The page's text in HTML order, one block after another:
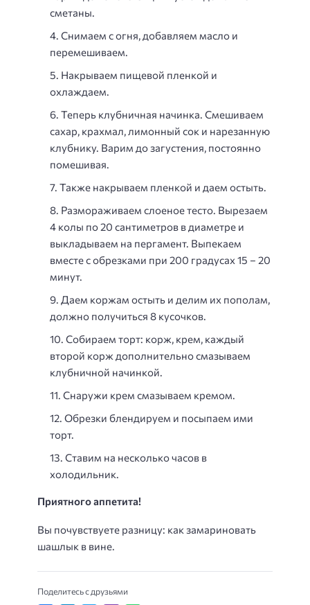
сметаны.
Снимаем с огня, добавляем масло и
перемешиваем.
Накрываем пищевой пленкой и
охлаждаем.
Теперь клубничная начинка. Смешиваем
сахар, крахмал, лимонный сок и нарезанную
клубнику. Варим до загустения, постоянно
помешивая.
Также накрываем пленкой и даем остыть.
Размораживаем слоеное тесто. Вырезаем
4 колы по 20 сантиметров в диаметре и
выкладываем на пергамент. Выпекаем
вместе с обрезками при 200 градусах 15 – 20
минут.
Даем коржам остыть и делим их пополам,
должно получиться 8 кусочков.
Собираем торт: корж, крем, каждый
второй корж дополнительно смазываем
клубничной начинкой.
Снаружи крем смазываем кремом.
Обрезки блендируем и посыпаем ими
торт.
Ставим на несколько часов в
холодильник.
Приятного аппетита!
Вы почувствуете разницу: как замариновать
шашлык в вине.
Поделитесь с друзьями